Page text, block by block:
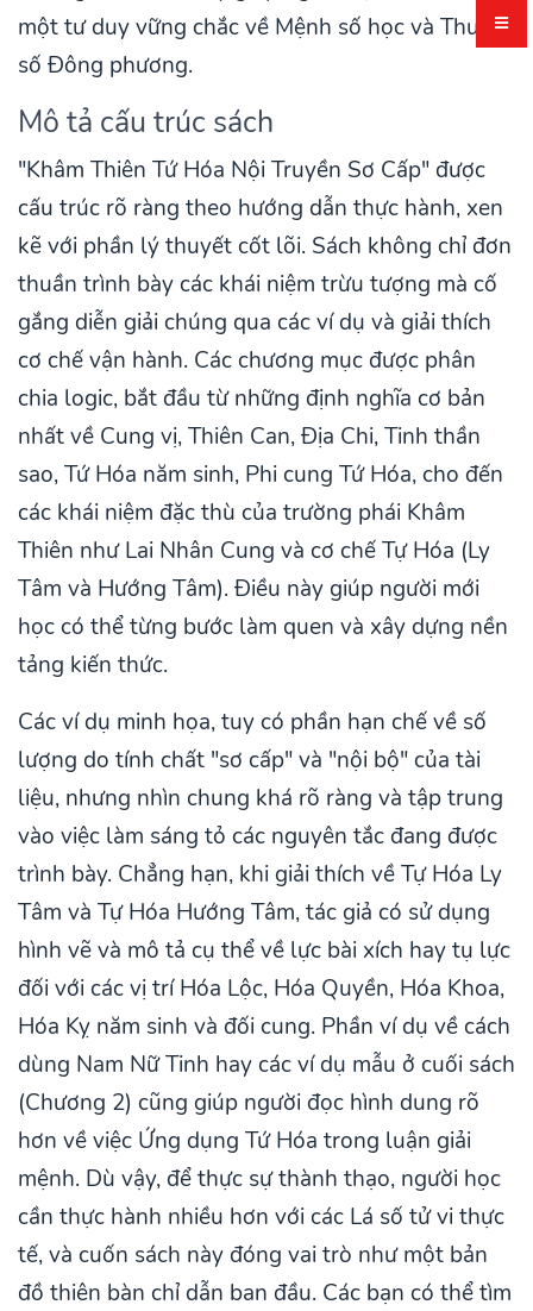
một tư duy vững chắc về Mệnh số học và Thuật
số Đông phương.
Mô tả cấu trúc sách
"Khâm Thiên Tứ Hóa Nội Truyền Sơ Cấp" được
cấu trúc rõ ràng theo hướng dẫn thực hành, xen
kẽ với phần lý thuyết cốt lõi. Sách không chỉ đơn
thuần trình bày các khái niệm trừu tượng mà cố
gắng diễn giải chúng qua các ví dụ và giải thích
cơ chế vận hành. Các chương mục được phân
chia logic, bắt đầu từ những định nghĩa cơ bản
nhất về Cung vị, Thiên Can, Địa Chi, Tinh thần
sao, Tứ Hóa năm sinh, Phi cung Tứ Hóa, cho đến
các khái niệm đặc thù của trường phái Khâm
Thiên như Lai Nhân Cung và cơ chế Tự Hóa (Ly
Tâm và Hướng Tâm). Điều này giúp người mới
học có thể từng bước làm quen và xây dựng nền
tảng kiến thức.
Các ví dụ minh họa, tuy có phần hạn chế về số
lượng do tính chất "sơ cấp" và "nội bộ" của tài
liệu, nhưng nhìn chung khá rõ ràng và tập trung
vào việc làm sáng tỏ các nguyên tắc đang được
trình bày. Chẳng hạn, khi giải thích về Tự Hóa Ly
Tâm và Tự Hóa Hướng Tâm, tác giả có sử dụng
hình vẽ và mô tả cụ thể về lực bài xích hay tụ lực
đối với các vị trí Hóa Lộc, Hóa Quyền, Hóa Khoa,
Hóa Kỵ năm sinh và đối cung. Phần ví dụ về cách
dùng Nam Nữ Tinh hay các ví dụ mẫu ở cuối sách
(Chương 2) cũng giúp người đọc hình dung rõ
hơn về việc Ứng dụng Tứ Hóa trong luận giải
mệnh. Dù vậy, để thực sự thành thạo, người học
cần thực hành nhiều hơn với các Lá số tử vi thực
tế, và cuốn sách này đóng vai trò như một bản
đồ thiên bàn chỉ dẫn ban đầu. Các bạn có thể tìm